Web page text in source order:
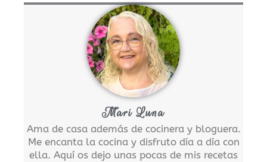
Mari Luna
Ama de casa además de cocinera y bloguera.
Me encanta la cocina y disfruto día a día con
ella. Aquí os dejo unas pocas de mis recetas